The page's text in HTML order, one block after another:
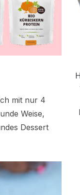
mit nur 4
Weise,
Dessert